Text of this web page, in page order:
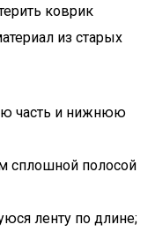
коврик
из старых
часть и нижнюю
сплошной полосой
ленту по длине;